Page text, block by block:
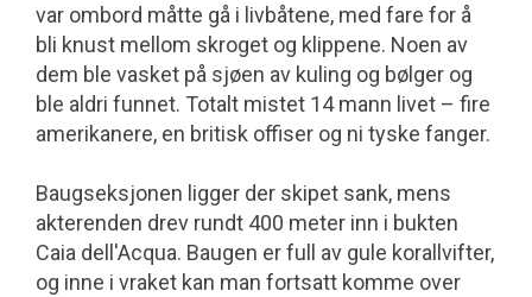
var ombord måtte gå i livbåtene, med fare for å
bli knust mellom skroget og klippene. Noen av
dem ble vasket på sjøen av kuling og bølger og
ble aldri funnet. Totalt mistet 14 mann livet – fire
amerikanere, en britisk offiser og ni tyske fanger.
Baugseksjonen ligger der skipet sank, mens
akterenden drev rundt 400 meter inn i bukten
Caia dell'Acqua. Baugen er full av gule korallvifter,
og inne i vraket kan man fortsatt komme over